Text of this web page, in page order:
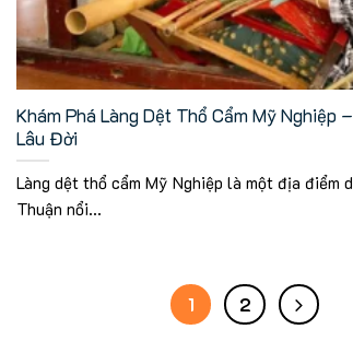
Khám Phá Làng Dệt Thổ Cẩm Mỹ Nghiệp
Lâu Đời
Làng dệt thổ cẩm Mỹ Nghiệp là một địa điểm
Thuận nổi...
1 2